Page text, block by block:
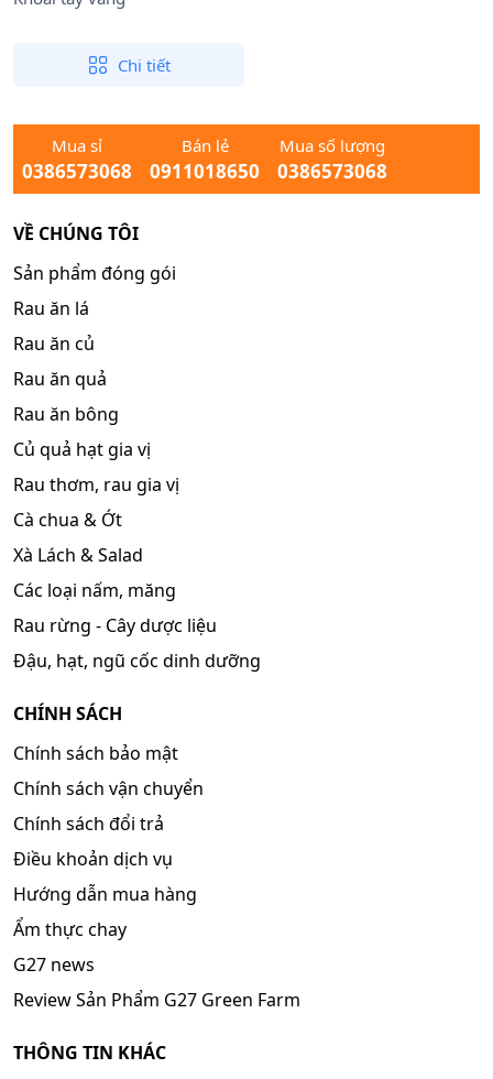
Chi tiết
Mua sỉ
0386573068
Bán lẻ
0911018650
Mua số lượng
0386573068
VỀ CHÚNG TÔI
Sản phẩm đóng gói
Rau ăn lá
Rau ăn củ
Rau ăn quả
Rau ăn bông
Củ quả hạt gia vị
Rau thơm, rau gia vị
Cà chua & Ớt
Xà Lách & Salad
Các loại nấm, măng
Rau rừng - Cây dược liệu
Đậu, hạt, ngũ cốc dinh dưỡng
CHÍNH SÁCH
Chính sách bảo mật
Chính sách vận chuyển
Chính sách đổi trả
Điều khoản dịch vụ
Hướng dẫn mua hàng
Ẩm thực chay
G27 news
Review Sản Phẩm G27 Green Farm
THÔNG TIN KHÁC